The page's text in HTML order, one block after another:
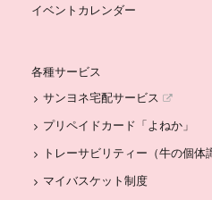
イベントカレンダー
各種サービス
サンヨネ宅配サービス
プリペイドカード「よねか」
トレーサビリティー（牛の個体
マイバスケット制度